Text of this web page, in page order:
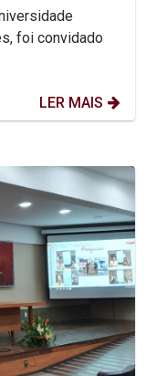
foi convidado
LER MAIS